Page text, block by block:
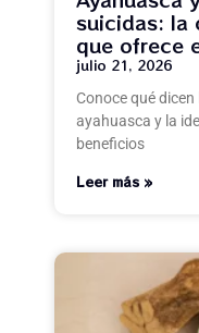
suicidas: la
que ofrece
julio 21, 2026
Conoce qué
ayahuasca y la
beneficios
Leer más »